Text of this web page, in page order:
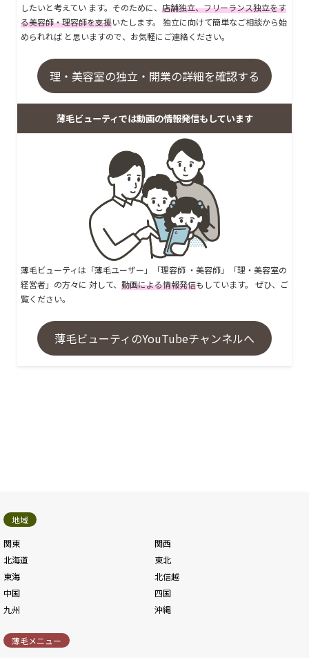
したいと考えてい ます。そのために、 店舗独立、フリーランス独立をす
る美容師・理容師を支援いたします。 独立に向けて簡単なご相談から始
められれば と思いますので、お気軽にご連絡ください。
理・美容室の独立・開業の詳細を確認する
薄毛ビューティでは動画の情報発信もしています
薄毛ビューティは「薄毛ユーザー」「理容師 ・美容師」「理・美容室の
経営者」の方々に 対して、 動画による情報発信もしています。 ぜひ、ご
覧ください。
薄毛ビューティのYouTubeチャンネルへ
地域
関東
関西
北海道
東北
東海
北信越
中国
四国
九州
沖縄
薄毛メニュー